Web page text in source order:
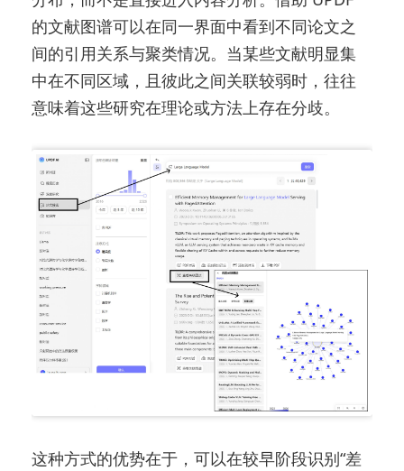
的文献图谱可以在同一界面中看到不同论文之
间的引用关系与聚类情况。当某些文献明显集
中在不同区域，且彼此之间关联较弱时，往往
意味着这些研究在理论或方法上存在分歧。
这种方式的优势在于，可以在较早阶段识别“差